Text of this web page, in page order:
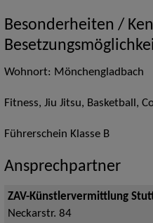
Besonderheiten /
Wohnort: Mönchengladbach
Fitness, Jiu Jitsu, Basketball,
Führerschein Klasse B
Ansprechpartner
ZAV-Künstlervermittlung
Neckarstr. 84